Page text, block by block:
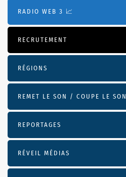
RADIO WEB 3 📈
RECRUTEMENT
RÉGIONS
REMET LE SON / COUPE LE SON
REPORTAGES
RÉVEIL MÉDIAS